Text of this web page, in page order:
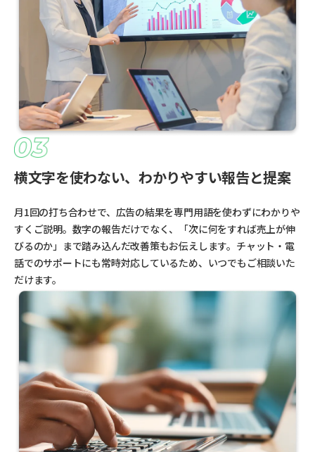
横文字を使わない、わかりやすい報告と提案
月1回の打ち合わせで、広告の結果を専門用語を使わずにわかりや
すくご説明。数字の報告だけでなく、「次に何をすれば売上が伸
びるのか」まで踏み込んだ改善策もお伝えします。チャット・電
話でのサポートにも常時対応しているため、いつでもご相談いた
だけます。